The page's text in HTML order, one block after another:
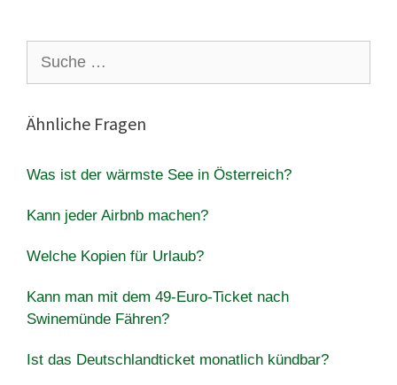
nach:
Ähnliche Fragen
Was ist der wärmste See in Österreich?
Kann jeder Airbnb machen?
Welche Kopien für Urlaub?
Kann man mit dem 49-Euro-Ticket nach
Swinemünde Fähren?
Ist das Deutschlandticket monatlich kündbar?